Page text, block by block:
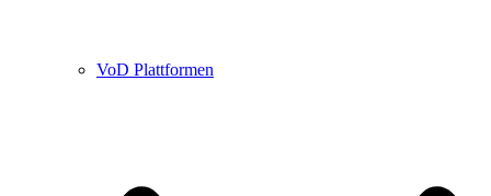
VoD Plattformen